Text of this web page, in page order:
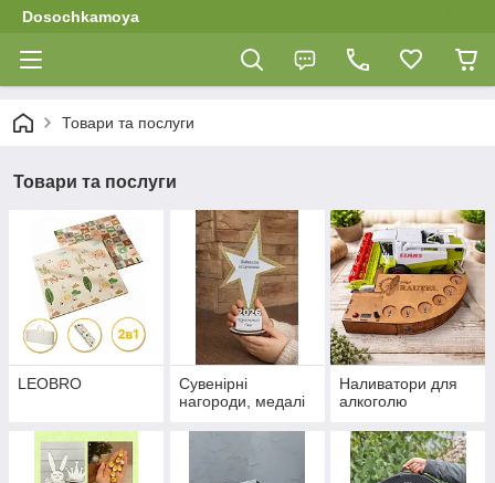
Dosochkamoya
Товари та послуги
Товари та послуги
LEOBRO
Сувенірні
нагороди, медалі
Наливатори для
алкоголю